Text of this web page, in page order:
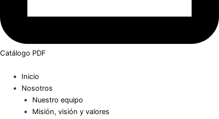
Catálogo PDF
Inicio
Nosotros
Nuestro equipo
Misión, visión y valores